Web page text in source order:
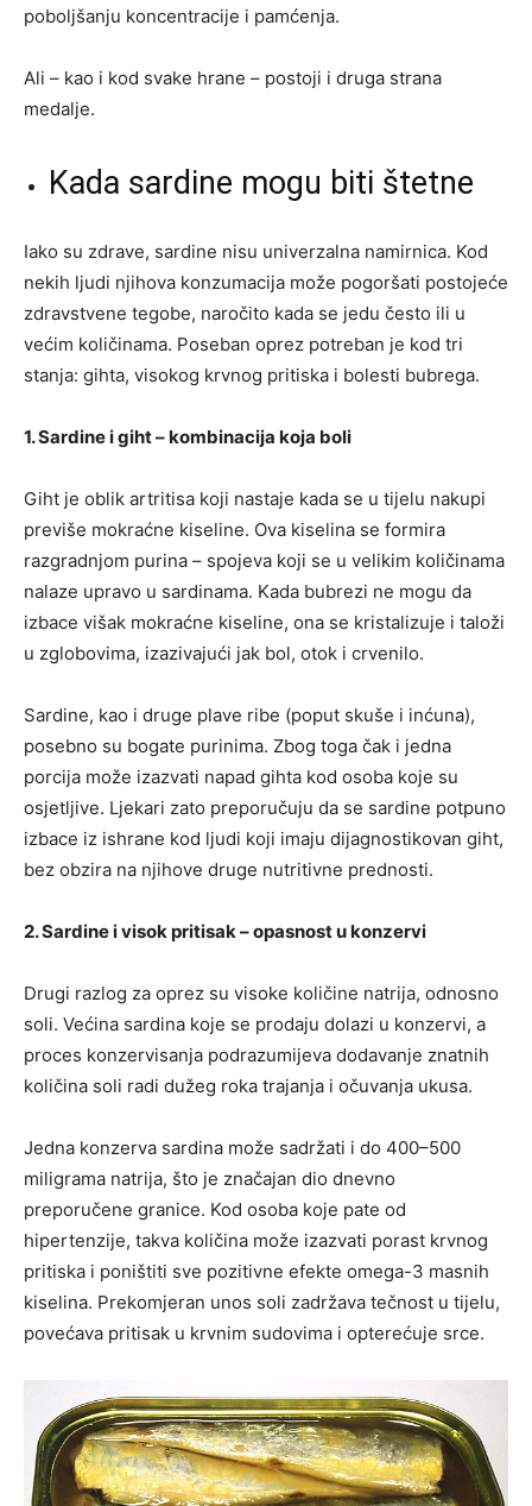
poboljšanju koncentracije i pamćenja.
Ali – kao i kod svake hrane – postoji i druga strana
medalje.
Kada sardine mogu biti štetne
Iako su zdrave, sardine nisu univerzalna namirnica. Kod
nekih ljudi njihova konzumacija može pogoršati postojeće
zdravstvene tegobe, naročito kada se jedu često ili u
većim količinama. Poseban oprez potreban je kod tri
stanja: gihta, visokog krvnog pritiska i bolesti bubrega.
1. Sardine i giht – kombinacija koja boli
Giht je oblik artritisa koji nastaje kada se u tijelu nakupi
previše mokraćne kiseline. Ova kiselina se formira
razgradnjom purina – spojeva koji se u velikim količinama
nalaze upravo u sardinama. Kada bubrezi ne mogu da
izbace višak mokraćne kiseline, ona se kristalizuje i taloži
u zglobovima, izazivajući jak bol, otok i crvenilo.
Sardine, kao i druge plave ribe (poput skuše i inćuna),
posebno su bogate purinima. Zbog toga čak i jedna
porcija može izazvati napad gihta kod osoba koje su
osjetljive. Ljekari zato preporučuju da se sardine potpuno
izbace iz ishrane kod ljudi koji imaju dijagnostikovan giht,
bez obzira na njihove druge nutritivne prednosti.
2. Sardine i visok pritisak – opasnost u konzervi
Drugi razlog za oprez su visoke količine natrija, odnosno
soli. Većina sardina koje se prodaju dolazi u konzervi, a
proces konzervisanja podrazumijeva dodavanje znatnih
količina soli radi dužeg roka trajanja i očuvanja ukusa.
Jedna konzerva sardina može sadržati i do 400–500
miligrama natrija, što je značajan dio dnevno
preporučene granice. Kod osoba koje pate od
hipertenzije, takva količina može izazvati porast krvnog
pritiska i poništiti sve pozitivne efekte omega-3 masnih
kiselina. Prekomjeran unos soli zadržava tečnost u tijelu,
povećava pritisak u krvnim sudovima i opterećuje srce.